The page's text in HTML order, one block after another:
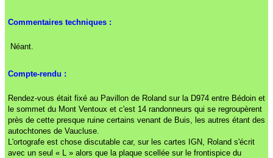
Commentaires techniques :
Néant.
Compte-rendu :
Rendez-vous était fixé au Pavillon de Roland sur la D974 entre Bédoin et
le sommet du Mont Ventoux et c'est 14 randonneurs qui se regroupèrent
près de cette presque ruine certains venant de Buis, les autres étant des
autochtones de Vaucluse.
L'ortografe est chose discutable car, sur les cartes IGN, Roland s'écrit
avec un seul « L » alors que la plaque scellée sur le frontispice du